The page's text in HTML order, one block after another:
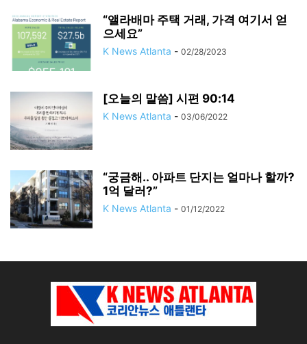
“앨라배마 주택 거래, 가격 여기서 얻
으세요”
K News Atlanta - 02/28/2023
[오늘의 말씀] 시편 90:14
K News Atlanta - 03/06/2022
“궁금해.. 아파트 단지는 얼마나 할까?
1억 달러?”
K News Atlanta - 01/12/2022